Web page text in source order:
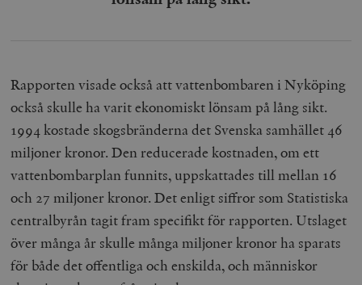
Rapporten visade också att vattenbombaren i Nyköping
också skulle ha varit ekonomiskt lönsam på lång sikt.
1994 kostade skogsbränderna det Svenska samhället 46
miljoner kronor. Den reducerade kostnaden, om ett
vattenbombarplan funnits, uppskattades till mellan 16
och 27 miljoner kronor. Det enligt siffror som Statistiska
centralbyrån tagit fram specifikt för rapporten. Utslaget
över många år skulle många miljoner kronor ha sparats
för både det offentliga och enskilda, och människor